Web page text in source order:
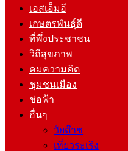
เอสเอ็มอี
เกษตรพันธุ์ดี
ที่พึ่งประชาชน
วิถีสุขภาพ
คมความคิด
ชุมชนเมือง
ช่อฟ้า
อื่นๆ
วัยต๊าช
เที่ยวระเริง